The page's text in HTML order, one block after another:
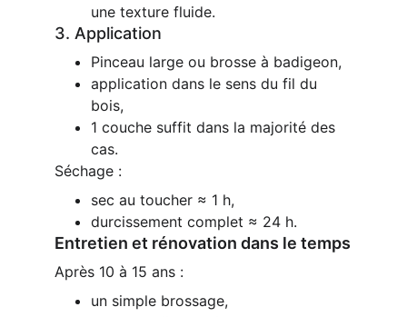
une texture fluide.
3. Application
Pinceau large ou brosse à badigeon,
application dans le sens du fil du
bois,
1 couche suffit dans la majorité des
cas.
Séchage :
sec au toucher ≈ 1 h,
durcissement complet ≈ 24 h.
Entretien et rénovation dans le temps
Après 10 à 15 ans :
un simple brossage,